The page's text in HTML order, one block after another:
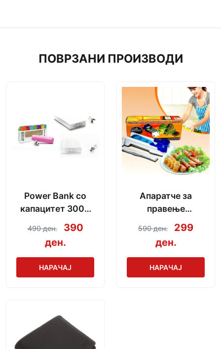
ПОВРЗАНИ ПРОИЗВОДИ
Power Bank со
капацитет 3000
mAh + кабел за
полнење
490 ден.
390
ден.
НАРАЧАЈ
Апаратче за
правење
сармички во
неколку секунди
590 ден.
299
ден.
НАРАЧАЈ